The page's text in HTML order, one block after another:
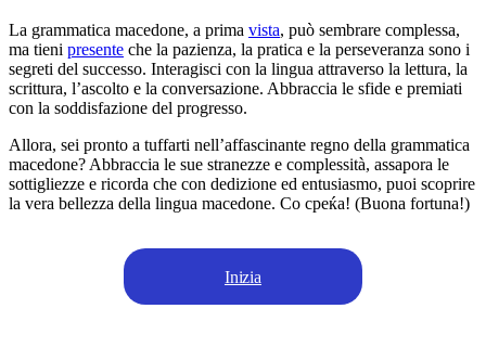
La grammatica macedone, a prima vista, può sembrare complessa,
ma tieni presente che la pazienza, la pratica e la perseveranza sono i
segreti del successo. Interagisci con la lingua attraverso la lettura, la
scrittura, l’ascolto e la conversazione. Abbraccia le sfide e premiati
con la soddisfazione del progresso.
Allora, sei pronto a tuffarti nell’affascinante regno della grammatica
macedone? Abbraccia le sue stranezze e complessità, assapora le
sottigliezze e ricorda che con dedizione ed entusiasmo, puoi scoprire
la vera bellezza della lingua macedone. Со среќа! (Buona fortuna!)
Inizia